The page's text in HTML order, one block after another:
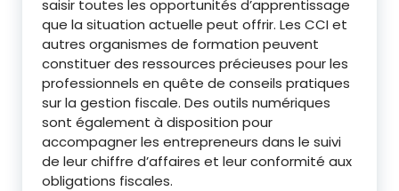
saisir toutes les opportunités d’apprentissage
que la situation actuelle peut offrir. Les CCI et
autres organismes de formation peuvent
constituer des ressources précieuses pour les
professionnels en quête de conseils pratiques
sur la gestion fiscale. Des outils numériques
sont également à disposition pour
accompagner les entrepreneurs dans le suivi
de leur chiffre d’affaires et leur conformité aux
obligations fiscales.